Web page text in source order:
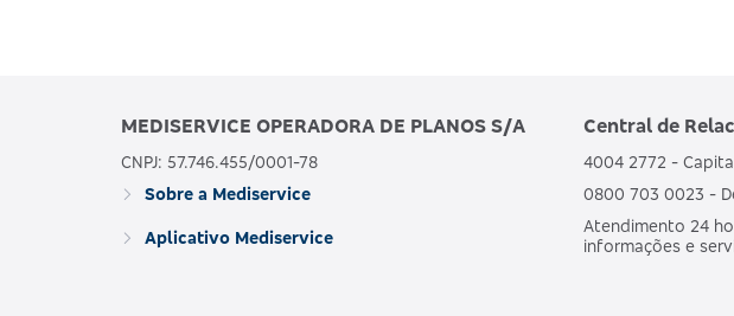
MEDISERVICE OPERADORA DE PLANOS S/A
CNPJ: 57.746.455/0001-78
Sobre a Mediservice
Aplicativo Mediservice
Central de
4004 2772 -
0800 703 0023 -
Atendimento 24
informações e